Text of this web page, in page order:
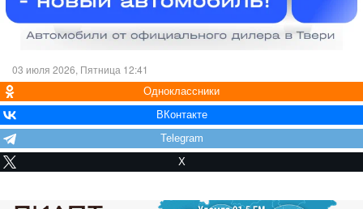
03 июля 2026, Пятница 12:41
Одноклассники
ВКонтакте
Telegram
X